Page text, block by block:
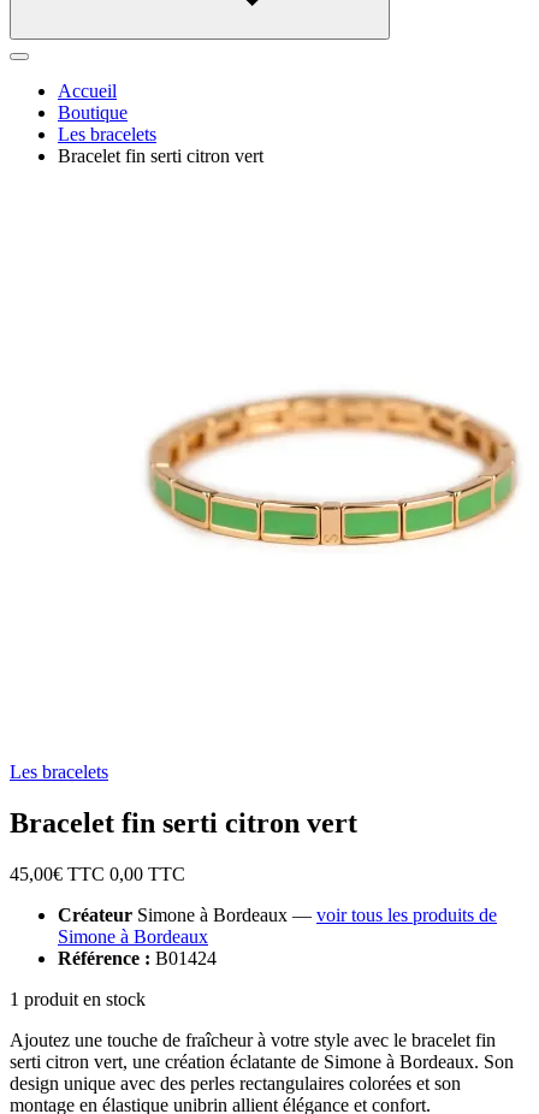
Accueil
Boutique
Les bracelets
Bracelet fin serti citron vert
Les bracelets
Bracelet fin serti citron vert
45,00€ TTC 0,00 TTC
Créateur Simone à Bordeaux — voir tous les produits de
Simone à Bordeaux
Référence : B01424
1 produit en stock
Ajoutez une touche de fraîcheur à votre style avec le bracelet fin
serti citron vert, une création éclatante de Simone à Bordeaux. Son
design unique avec des perles rectangulaires colorées et son
montage en élastique unibrin allient élégance et confort.